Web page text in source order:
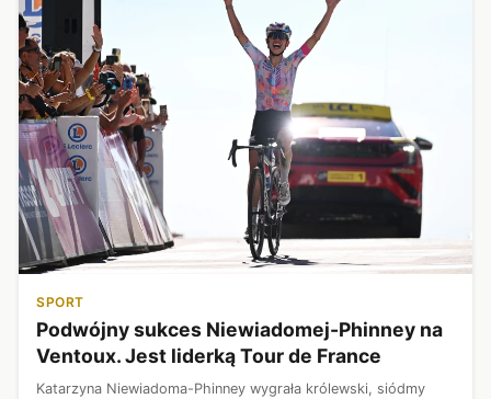
SPORT
Podwójny sukces Niewiadomej-Phinney na
Ventoux. Jest liderką Tour de France
Katarzyna Niewiadoma-Phinney wygrała królewski, siódmy